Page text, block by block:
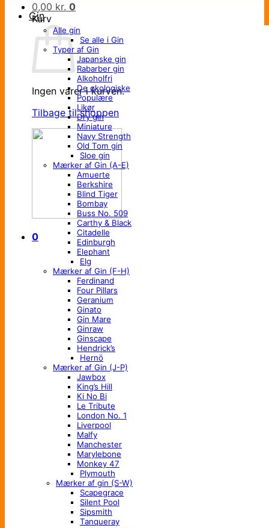
0,00 kr. 0
Kurv
Ingen varer i kurven.
Tilbage til shoppen
0
Gin
Alle gin
Se alle i Gin
Typer af Gin
Japanske gin
Rabarber gin
Alkoholfri
De økologiske
Populære
Likør
Dry gin
Miniature
Navy Strength
Old Tom gin
Sloe gin
Mærker af Gin (A-E)
Amuerte
Berkshire
Blind Tiger
Bombay
Buss No. 509
Carthy & Black
Citadelle
Edinburgh
Elephant
Elg
Mærker af Gin (F-H)
Ferdinand
Four Pillars
Geranium
Ginato
Gin Mare
Ginraw
Ginscape
Hendrick’s
Hernö
Mærker af Gin (J-P)
Jawbox
King’s Hill
Ki No Bi
Le Tribute
London No. 1
Liverpool
Malfy
Manchester
Marylebone
Monkey 47
Plymouth
Mærker af gin (S-W)
Scapegrace
Silent Pool
Sipsmith
Tanqueray